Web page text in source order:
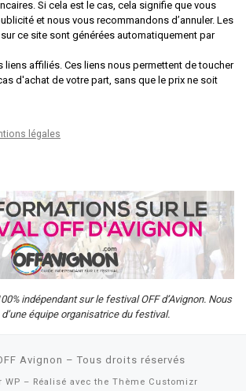
Si cela est le cas, cela signifie que vous
et nous vous recommandons d’annuler. Les
ce site sont générées automatiquement par
liens affiliés. Ces liens nous permettent de toucher
d'achat de votre part, sans que le prix ne soit
légales
indépendant sur le festival OFF d’Avignon. Nous
équipe organisatrice du festival.
Avignon – Tous droits réservés
WP – Réalisé avec the Thème Customizr